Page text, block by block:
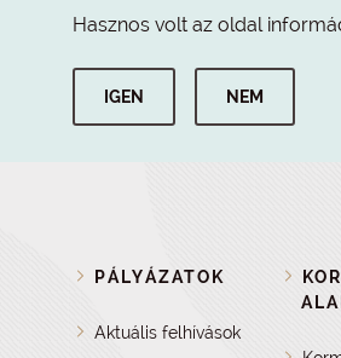
Hasznos volt az oldal
IGEN NEM
PÁLYÁZATOK
Aktuális felhívások